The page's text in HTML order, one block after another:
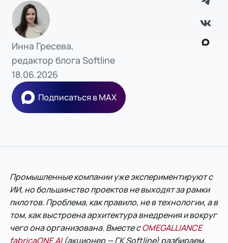
Инна Гресева,
редактор блога Softline
18.06.2026
Подписаться в MAX
Промышленные компании уже экспериментируют с
ИИ, но большинство проектов не выходят за рамки
пилотов. Проблема, как правило, не в технологии, а в
том, как выстроена архитектура внедрения и вокруг
чего она организована. Вместе сOMEGALLIANCE
fabricaONE.AI(акционер — ГК Softline) разбираем,